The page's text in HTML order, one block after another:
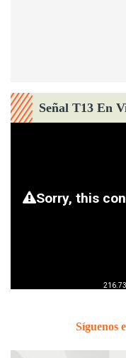
Señal T13 En
Síguenos